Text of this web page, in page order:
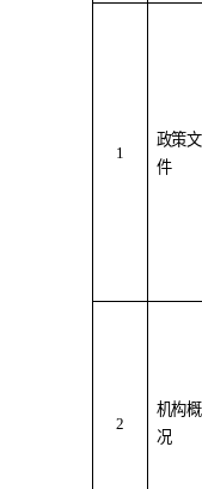
1
政策文
件
2
机构概
况